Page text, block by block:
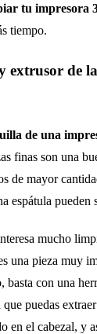
tu impresora
tiempo.
de
de una
finas son una
de mayor
espátula pueden
mucho
una pieza muy
basta con una
puedas
en el cabezal, y